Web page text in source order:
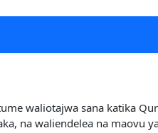
waliotajwa sana katika
na waliendelea na maovu